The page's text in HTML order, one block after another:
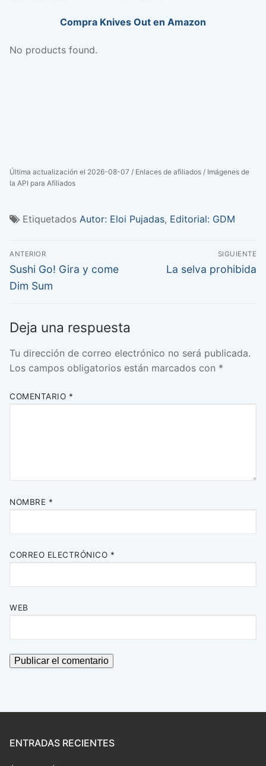
Compra Knives Out en Amazon
No products found.
Última actualización el 2026-08-07 / Enlaces de afiliados / Imágenes de
la API para Afiliados
Etiquetados Autor: Eloi Pujadas, Editorial: GDM
Navegación
de
entradas
ANTERIOR
Entrada
anterior:
Sushi Go! Gira y come
Dim Sum
SIGUIENTE
Entrada
La selva prohibida
Deja una respuesta
Tu dirección de correo electrónico no será publicada.
Los campos obligatorios están marcados con *
COMENTARIO *
NOMBRE *
CORREO ELECTRÓNICO *
WEB
ENTRADAS RECIENTES